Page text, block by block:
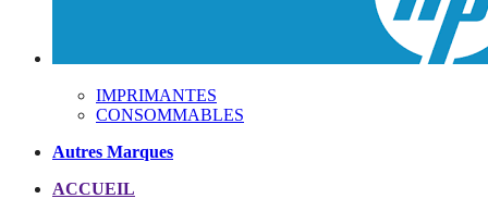
IMPRIMANTES
CONSOMMABLES
Autres Marques
ACCUEIL